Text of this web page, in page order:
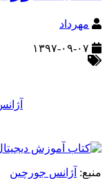
مهرداد
منبع: آژانس جورچین